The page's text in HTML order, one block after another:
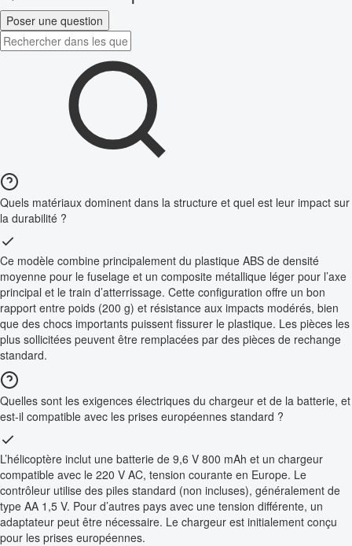
Poser une question
Quels matériaux dominent dans la structure et quel est leur impact sur
la durabilité ?
Ce modèle combine principalement du plastique ABS de densité
moyenne pour le fuselage et un composite métallique léger pour l’axe
principal et le train d’atterrissage. Cette configuration offre un bon
rapport entre poids (200 g) et résistance aux impacts modérés, bien
que des chocs importants puissent fissurer le plastique. Les pièces les
plus sollicitées peuvent être remplacées par des pièces de rechange
standard.
Quelles sont les exigences électriques du chargeur et de la batterie, et
est-il compatible avec les prises européennes standard ?
L’hélicoptère inclut une batterie de 9,6 V 800 mAh et un chargeur
compatible avec le 220 V AC, tension courante en Europe. Le
contrôleur utilise des piles standard (non incluses), généralement de
type AA 1,5 V. Pour d’autres pays avec une tension différente, un
adaptateur peut être nécessaire. Le chargeur est initialement conçu
pour les prises européennes.